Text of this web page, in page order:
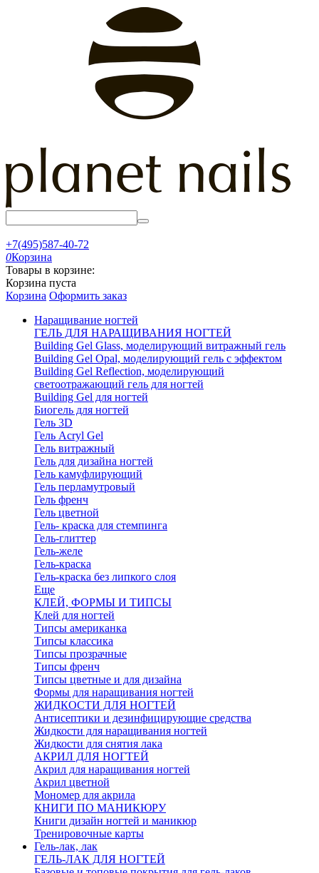
+7(495)587-40-72
0Корзина
Товары в корзине:
Корзина пуста
Корзина Оформить заказ
Наращивание ногтей
ГЕЛЬ ДЛЯ НАРАЩИВАНИЯ НОГТЕЙ
Building Gel Glass, моделирующий витражный гель
Building Gel Opal, моделирующий гель с эффектом
Building Gel Reflection, моделирующий
светоотражающий гель для ногтей
Building Gel для ногтей
Биогель для ногтей
Гель 3D
Гель Acryl Gel
Гель витражный
Гель для дизайна ногтей
Гель камуфлирующий
Гель перламутровый
Гель френч
Гель цветной
Гель- краска для стемпинга
Гель-глиттер
Гель-желе
Гель-краска
Гель-краска без липкого слоя
Еще
КЛЕЙ, ФОРМЫ И ТИПСЫ
Клей для ногтей
Типсы американка
Типсы классика
Типсы прозрачные
Типсы френч
Типсы цветные и для дизайна
Формы для наращивания ногтей
ЖИДКОСТИ ДЛЯ НОГТЕЙ
Антисептики и дезинфицирующие средства
Жидкости для наращивания ногтей
Жидкости для снятия лака
АКРИЛ ДЛЯ НОГТЕЙ
Акрил для наращивания ногтей
Акрил цветной
Мономер для акрила
КНИГИ ПО МАНИКЮРУ
Книги дизайн ногтей и маникюр
Тренировочные карты
Гель-лак, лак
ГЕЛЬ-ЛАК ДЛЯ НОГТЕЙ